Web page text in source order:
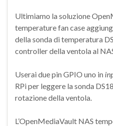
Ultimiamo la soluzione
temperature fan case
della sonda di temperatura
controller della ventola al
Userai due pin GPIO uno in
RPi per leggere la sonda
rotazione della ventola.
L’OpenMediaVault NAS